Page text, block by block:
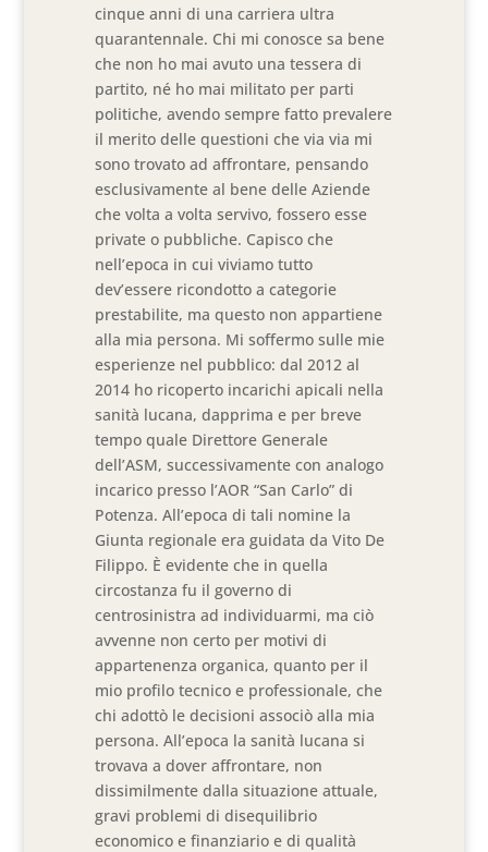
cinque anni di una carriera ultra
quarantennale. Chi mi conosce sa bene
che non ho mai avuto una tessera di
partito, né ho mai militato per parti
politiche, avendo sempre fatto prevalere
il merito delle questioni che via via mi
sono trovato ad affrontare, pensando
esclusivamente al bene delle Aziende
che volta a volta servivo, fossero esse
private o pubbliche. Capisco che
nell’epoca in cui viviamo tutto
dev’essere ricondotto a categorie
prestabilite, ma questo non appartiene
alla mia persona. Mi soffermo sulle mie
esperienze nel pubblico: dal 2012 al
2014 ho ricoperto incarichi apicali nella
sanità lucana, dapprima e per breve
tempo quale Direttore Generale
dell’ASM, successivamente con analogo
incarico presso l’AOR “San Carlo” di
Potenza. All’epoca di tali nomine la
Giunta regionale era guidata da Vito De
Filippo. È evidente che in quella
circostanza fu il governo di
centrosinistra ad individuarmi, ma ciò
avvenne non certo per motivi di
appartenenza organica, quanto per il
mio profilo tecnico e professionale, che
chi adottò le decisioni associò alla mia
persona. All’epoca la sanità lucana si
trovava a dover affrontare, non
dissimilmente dalla situazione attuale,
gravi problemi di disequilibrio
economico e finanziario e di qualità